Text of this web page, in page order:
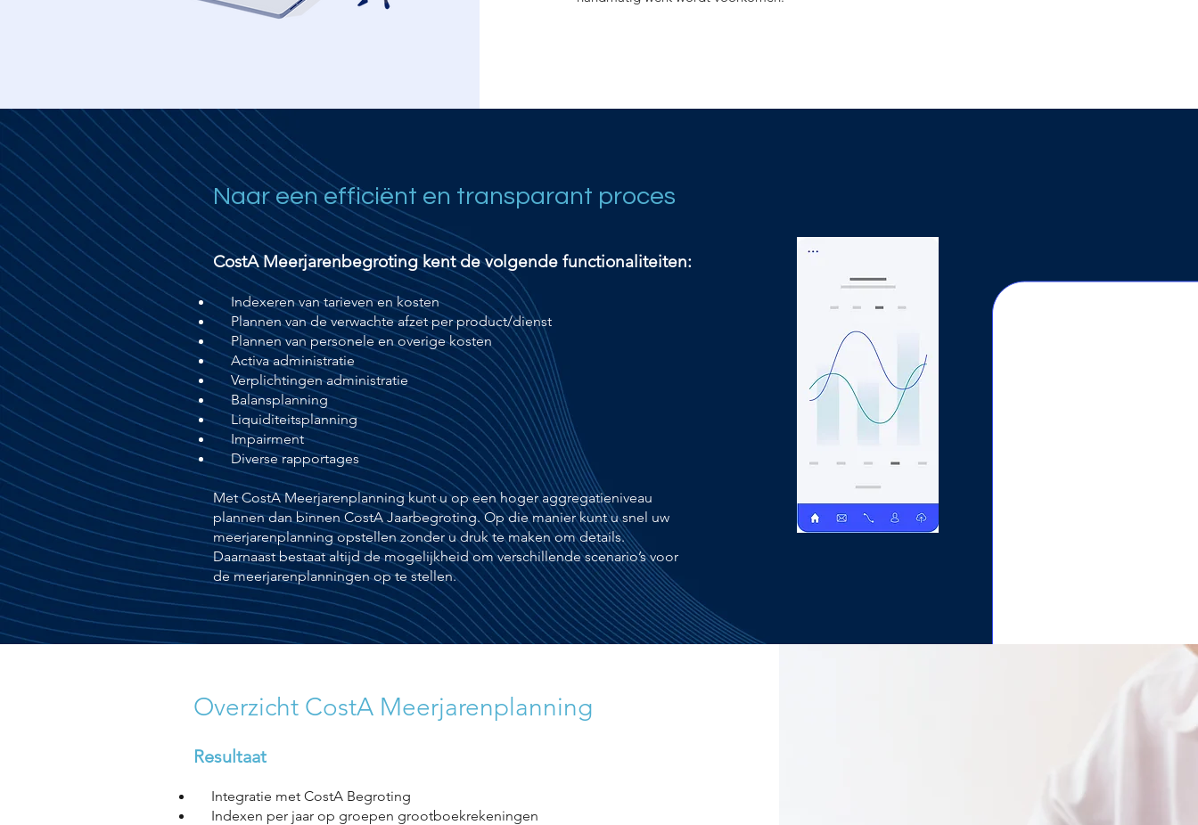
Naar een efficiënt en transparant proces
CostA Meerjarenbegroting kent de volgende functionaliteiten:
Indexeren van tarieven en kosten
Plannen van de verwachte afzet per product/dienst
Plannen van personele en overige kosten
Activa administratie
Verplichtingen administratie
Balansplanning
Liquiditeitsplanning
Impairment
Diverse rapportages​
Met CostA Meerjarenplanning kunt u op een hoger aggregatieniveau
plannen dan binnen CostA Jaarbegroting. Op die manier kunt u snel uw
meerjarenplanning opstellen zonder u druk te maken om details.
Daarnaast bestaat altijd de mogelijkheid om verschillende scenario’s voor
de meerjarenplanningen op te stellen.
Overzicht CostA Meerjarenplanning
Resultaat
Integratie met CostA Begroting
Indexen per jaar op groepen grootboekrekeningen